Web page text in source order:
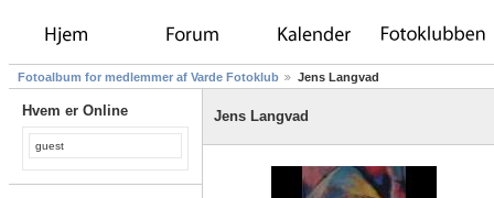
Fotoalbum for medlemmer af Varde Fotoklub Jens Langvad
Hvem er Online
guest
Jens Langvad